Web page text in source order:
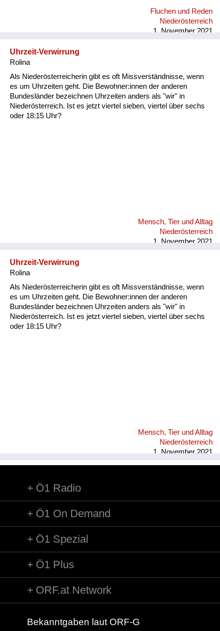
Fluchen und Reden
Niederösterreich
1. November 2021
Uhrzeit-Verwirrung
Rolina
Als Niederösterreicherin gibt es oft Missverständnisse, wenn
es um Uhrzeiten geht. Die Bewohner:innen der anderen
Bundesländer bezeichnen Uhrzeiten anders als "wir" in
Niederösterreich. Ist es jetzt viertel sieben, viertel über sechs
oder 18:15 Uhr?
Mensch, Tier und Alltag
Niederösterreich
1. November 2021
Uhrzeit-Verwirrung
Rolina
Als Niederösterreicherin gibt es oft Missverständnisse, wenn
es um Uhrzeiten geht. Die Bewohner:innen der anderen
Bundesländer bezeichnen Uhrzeiten anders als "wir" in
Niederösterreich. Ist es jetzt viertel sieben, viertel über sechs
oder 18:15 Uhr?
Mensch, Tier und Alltag
Niederösterreich
1. November 2021
Ö1 Radio
Ö1 On Demand
Ö1 Spezial
Ö1 Plus
ORF.at Network
Bekanntgaben laut ORF-G